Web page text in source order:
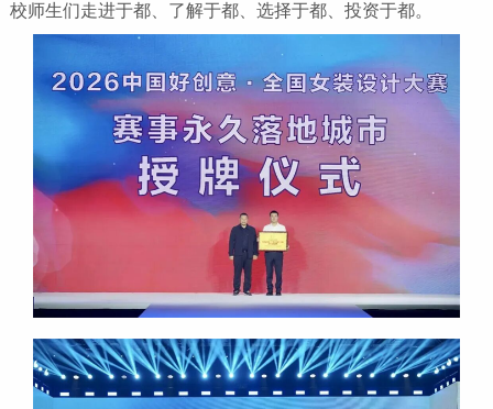
校师生们走进于都、了解于都、选择于都、投资于都。